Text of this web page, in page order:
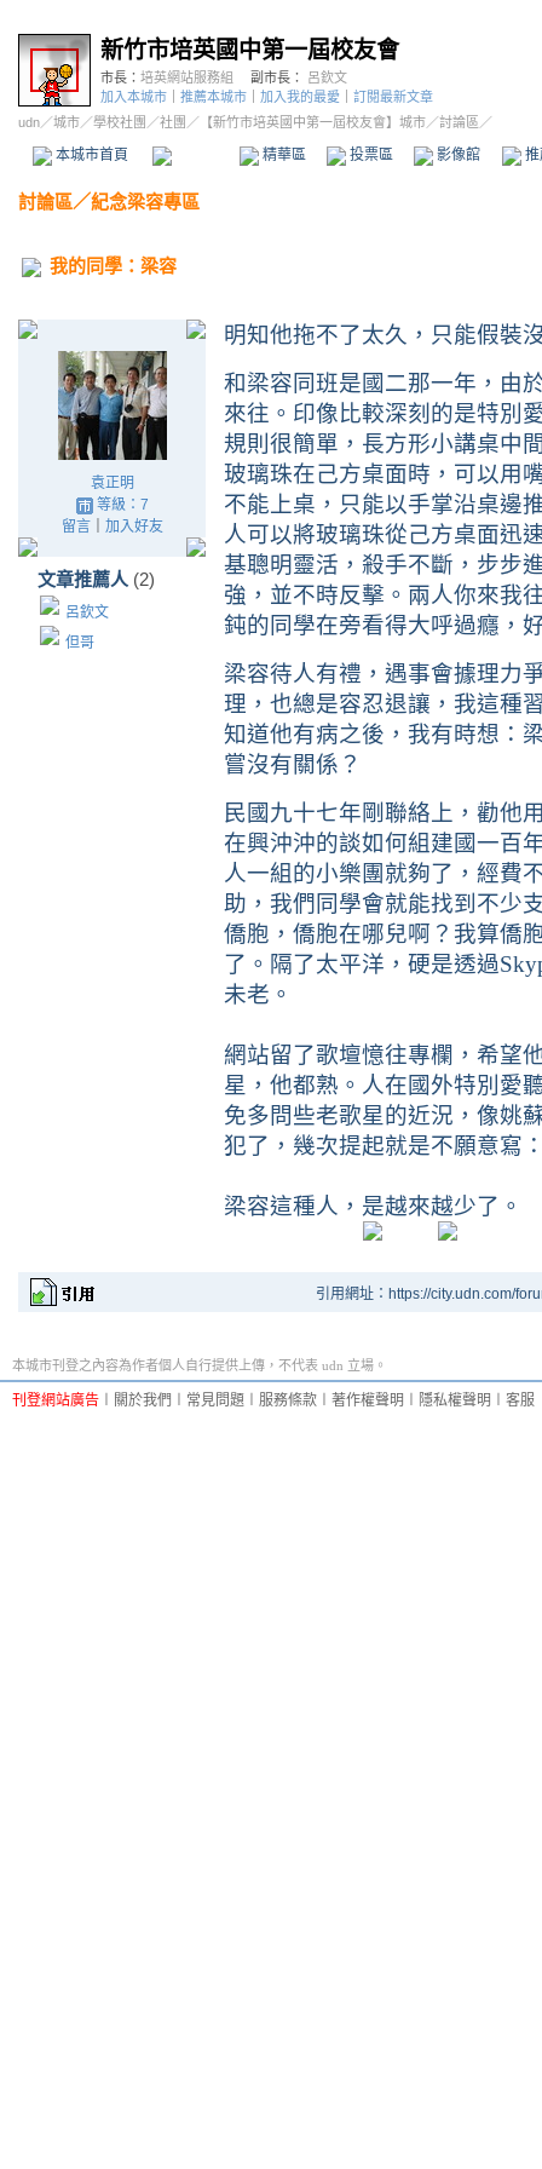
新竹市培英國中第一屆校友會
市長： 培英網站服務組 副市長：
呂欽文
加入本城市
推薦本城市 加入我的最愛
訂閱最新文章
udn／城市／學校社團 ／社團 ／ 【新竹市培英國中第一屆校友會】城市／討論區／
本城市首頁 精華區 投票區 影像館
討論區／紀念梁容專區
我的同學：梁容
袁正明
等級：7
留言｜ 加入好友
文章推薦人 (2)
呂欽文
但哥
明知他拖不了太久，只能假裝
和梁容同班是國二那一年，由
來往。印像比較深刻的是特別
規則很簡單，長方形小講桌中
玻璃珠在己方桌面時，可以用
不能上桌，只能以手掌沿桌邊
人可以將玻璃珠從己方桌面迅
基聰明靈活，殺手不斷，步步
強，並不時反擊。兩人你來我
鈍的同學在旁看得大呼過癮，
梁容待人有禮，遇事會據理力
理，也總是容忍退讓，我這種
知道他有病之後，我有時想：
嘗沒有關係？
民國九十七年剛聯絡上，勸他
在興沖沖的談如何組建國一百
人一組的小樂團就夠了，經費
助，我們同學會就能找到不少
僑胞，僑胞在哪兒啊？我算僑
了。隔了太平洋，硬是透過
未老。
網站留了歌壇憶往專欄，希望
星，他都熟。人在國外特別愛
免多問些老歌星的近況，像姚
犯了，幾次提起就是不願意寫
梁容這種人，是越來越少了。
引用網址：https://city.udn.com/
本城市刊登之內容為作者個人自行提供上傳，不代表 udn 立場。
刊登網站廣告 關於我們 常見問題 服務條款 著作權聲明 隱私權聲明 客服